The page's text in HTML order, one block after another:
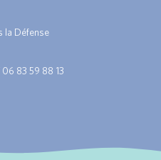
la Défense
83 59 88 13